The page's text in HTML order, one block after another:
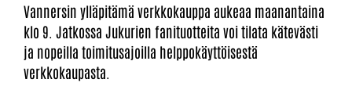
Vannersin ylläpitämä verkkokauppa aukeaa maanantaina
klo 9. Jatkossa Jukurien fanituotteita voi tilata kätevästi
ja nopeilla toimitusajoilla helppokäyttöisestä
verkkokaupasta.